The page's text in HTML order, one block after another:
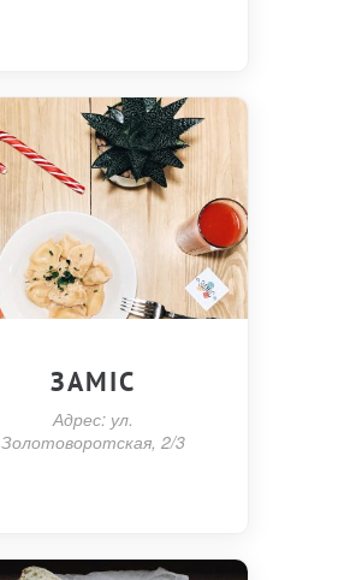
ЗАМІС
Адрес: ул.
Золотоворотская, 2/3